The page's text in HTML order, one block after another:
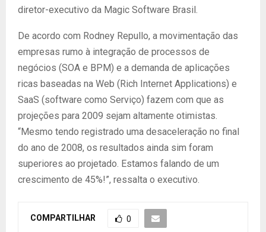
diretor-executivo da Magic Software Brasil.
De acordo com Rodney Repullo, a movimentação das
empresas rumo à integração de processos de
negócios (SOA e BPM) e a demanda de aplicações
ricas baseadas na Web (Rich Internet Applications) e
SaaS (software como Serviço) fazem com que as
projeções para 2009 sejam altamente otimistas.
“Mesmo tendo registrado uma desaceleração no final
do ano de 2008, os resultados ainda sim foram
superiores ao projetado. Estamos falando de um
crescimento de 45%!”, ressalta o executivo.
COMPARTILHAR 0